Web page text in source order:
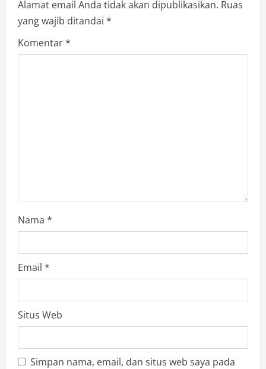
Alamat email Anda tidak akan dipublikasikan. Ruas
yang wajib ditandai *
Komentar*
Nama *
Email *
Situs Web
Simpan nama, email, dan situs web saya pada